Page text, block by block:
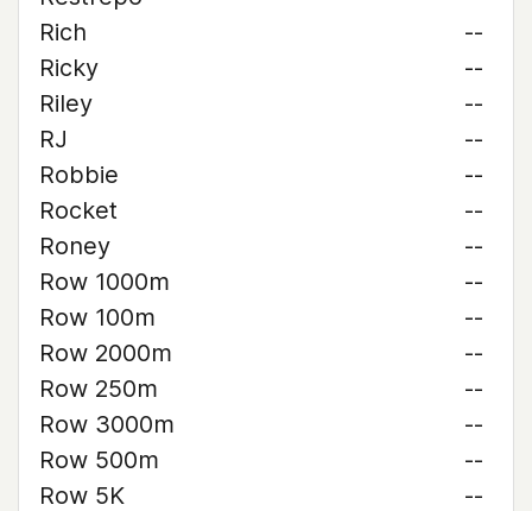
Rich
--
Ricky
--
Riley
--
RJ
--
Robbie
--
Rocket
--
Roney
--
Row 1000m
--
Row 100m
--
Row 2000m
--
Row 250m
--
Row 3000m
--
Row 500m
--
Row 5K
--